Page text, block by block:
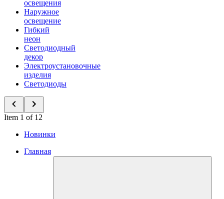
освещения
Наружное
освещение
Гибкий
неон
Светодиодный
декор
Электроустановочные
изделия
Светодиоды
Item 1 of 12
Новинки
Главная